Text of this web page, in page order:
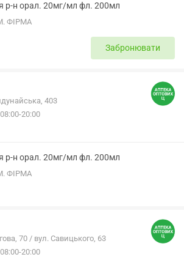
р-н орал. 20мг/мл фл. 200мл
ФІРМА
Забронювати
403
20:00
р-н орал. 20мг/мл фл. 200мл
ФІРМА
70 / вул. Савицького, 63
20:00